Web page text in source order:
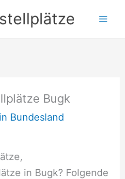
Bugk
Bundesland
in Bugk? Folgende